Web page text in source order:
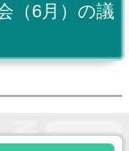
（6月）の議